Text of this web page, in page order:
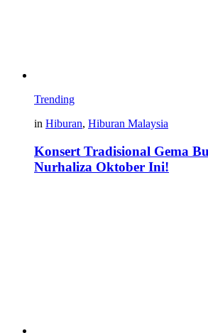
Trending
in Hiburan, Hiburan Malaysia
Konsert Tradisional Gema
Nurhaliza Oktober Ini!